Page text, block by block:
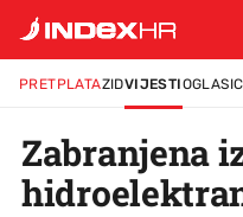
PRETPLATAZIDVIJESTIOGLASI
Zabranjena